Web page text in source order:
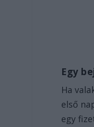
Egy
Ha
első
egy